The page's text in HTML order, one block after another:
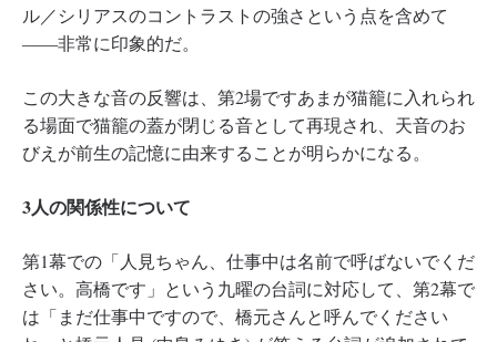
ル／シリアスのコントラストの強さという点を含めて
――非常に印象的だ。
この大きな音の反響は、第2場ですあまが猫籠に入れられ
る場面で猫籠の蓋が閉じる音として再現され、天音のお
びえが前生の記憶に由来することが明らかになる。
3人の関係性について
第1幕での「人見ちゃん、仕事中は名前で呼ばないでくだ
さい。高橋です」という九曜の台詞に対応して、第2幕で
は「まだ仕事中ですので、橋元さんと呼んでください